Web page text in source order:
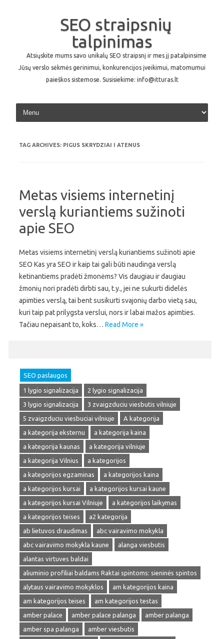
SEO straipsnių
talpinimas
Atsiųskite mums savo unikalų SEO straipsnį ir mes jį patalpinsime
Jūsų verslo sėkmės gerinimui, konkurencijos įveikimui, matomumui
paieškos sistemose. Susisiekime: info@itturas.lt
Skip to content
TAG ARCHIVES: PIGUS SKRYDZIAI I ATENUS
Metas visiems internetinį
verslą kuriantiems sužinoti
apie SEO
Metas visiems internetinį verslą kuriantiems sužinoti apie
SEO Kas yra SEO ir kaip tai gali būti naudinga verslą
ketinantiems pradėti žmonėms? Vis daugiau ir daugiau
žmonių nori pradėti dirbti sau, t.y., jei ne sukurti didelės
apimties verslą, tai bent susikurti svajonių darbo vietą sau,
kuri taip pat prilygsta verslui, nors ir labai mažos apimties.
Tačiau nepaisant to, koks… Read More »
SEO paslaugos
1 lygio signalizacija
2 lygio signalizacija
3 lygio signalizacija
3 zvaigzduciu viesbutis vilniuje
5 zvaigzduciu viesbuciai vilniuje
A kategorija
a kategorija eksternu
a kategorija kaina
a kategorija kaunas
a kategorija vilniuje
a kategorija Vilnius
a kategorijos
a kategorijos egzaminas
a kategorijos kaina
a kategorijos kursai
a kategorijos kursai kaune
a kategorijos kursai Vilniuje
a kategorijos laikymas
a kategorijos teises
a2 kategorija
ab lietuvos draudimas
abc vairavimo mokykla
abc vairavimo mokykla kaune
alanga viesbutis
alantas virtuves baldai
aliuminio profiliai baldams Raktai spintoms: sieninės spintos
alytaus vairavimo mokyklos
am kategorijos kaina
am kategorijos teises
am kategorijos testas
amber palace
amber palace palanga
amber palanga
amber spa palanga
amber viesbutis